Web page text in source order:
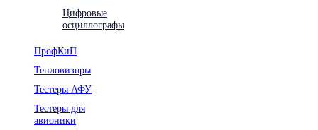
Цифровые
осциллографы
ПрофКиП
Тепловизоры
Тестеры АФУ
Тестеры для
авионики